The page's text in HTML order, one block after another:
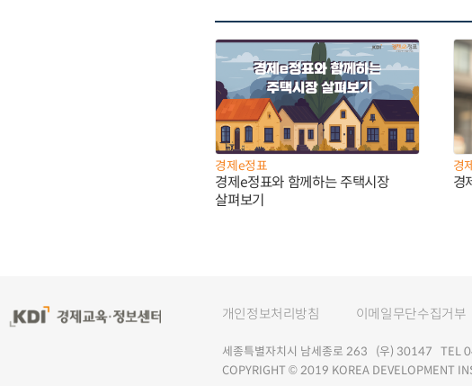
경제e정표
경제e정표와 함께하는 주택시장
살펴보기
경
경
개인정보처리방침 이메일무단수집거부
세종특별자치시 남세종로 263 (우) 30147 TEL
COPYRIGHT © 2019 KOREA DEVELOPMENT